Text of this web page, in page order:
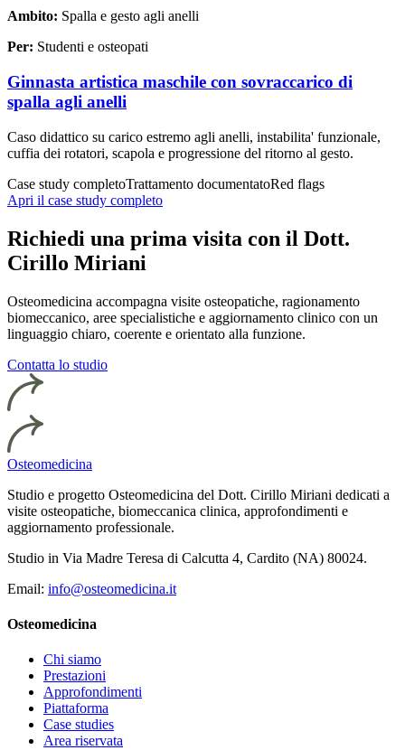
Ambito: Spalla e gesto agli anelli
Per: Studenti e osteopati
Ginnasta artistica maschile con sovraccarico di
spalla agli anelli
Caso didattico su carico estremo agli anelli, instabilita' funzionale,
cuffia dei rotatori, scapola e progressione del ritorno al gesto.
Case study completoTrattamento documentatoRed flags
Apri il case study completo
Richiedi una prima visita con il Dott.
Cirillo Miriani
Osteomedicina accompagna visite osteopatiche, ragionamento
biomeccanico, aree specialistiche e aggiornamento clinico con un
linguaggio chiaro, coerente e orientato alla funzione.
Contatta lo studio
Osteomedicina
Studio e progetto Osteomedicina del Dott. Cirillo Miriani dedicati a
visite osteopatiche, biomeccanica clinica, approfondimenti e
aggiornamento professionale.
Studio in Via Madre Teresa di Calcutta 4, Cardito (NA) 80024.
Email: info@osteomedicina.it
Osteomedicina
Chi siamo
Prestazioni
Approfondimenti
Piattaforma
Case studies
Area riservata